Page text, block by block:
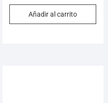
Añadir al carrito